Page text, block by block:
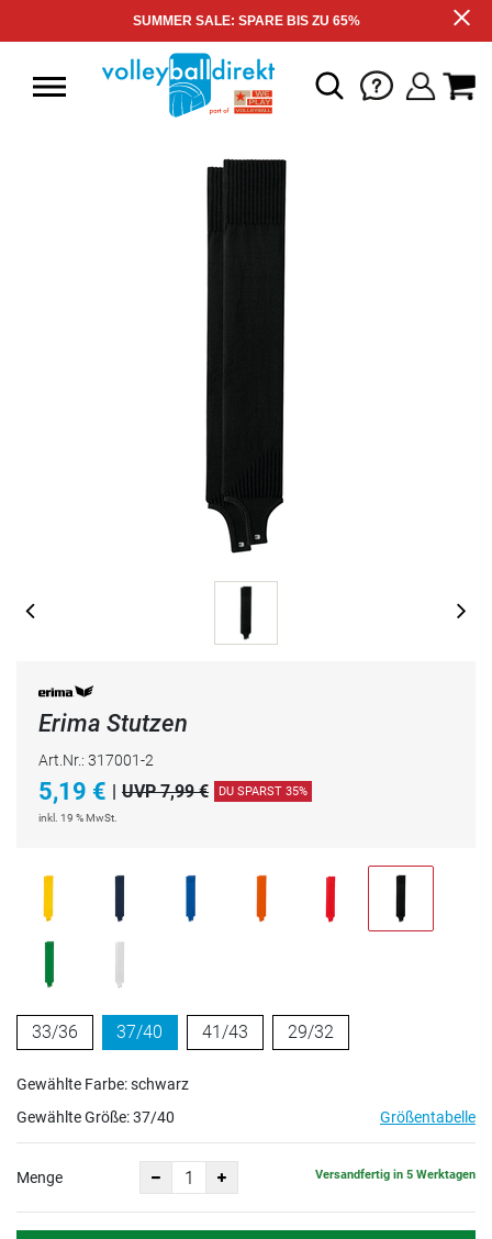
SUMMER SALE: SPARE BIS ZU 65%
Erima Stutzen
Art.Nr.: 317001-2
5,19 € | UVP 7,99 € DU SPARST 35%
inkl. 19 % MwSt.
33/36 37/40 41/43 29/32
Gewählte Farbe: schwarz
Gewählte Größe:37/40 Größentabelle
Menge Versandfertig in 5 Werktagen